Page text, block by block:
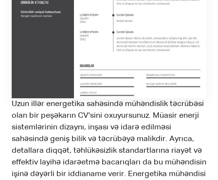
Uzun illər energetika sahəsində mühəndislik təcrübəsi
olan bir peşəkarın CV'sini oxuyursunuz. Müasir enerji
sistemlərinin dizaynı, inşası və idarə edilməsi
sahəsində geniş bilik və təcrübəyə malikdir. Ayrıca,
detallara diqqət, təhlükəsizlik standartlarına riayət və
effektiv layihə idarəetmə bacarıqları da bu mühəndisin
işinə dəyərli bir iddianame verir. Energetika mühəndisi